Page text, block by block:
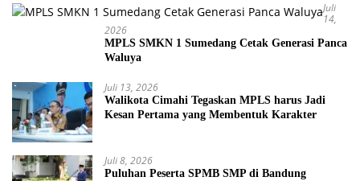
Juli
14,
2026
MPLS SMKN 1 Sumedang Cetak Generasi Panca
Waluya
Juli 13, 2026
Walikota Cimahi Tegaskan MPLS harus Jadi
Kesan Pertama yang Membentuk Karakter
Juli 8, 2026
Puluhan Peserta SPMB SMP di Bandung